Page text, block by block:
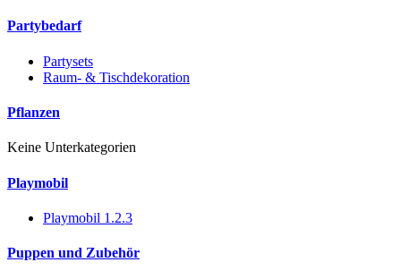
Partybedarf
Partysets
Raum- & Tischdekoration
Pflanzen
Keine Unterkategorien
Playmobil
Playmobil 1.2.3
Puppen und Zubehör